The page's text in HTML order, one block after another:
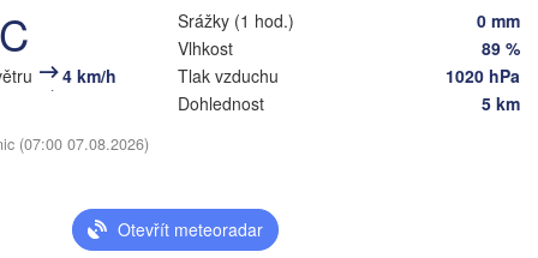
4 km/h
Srážky (1 hod.)
0 mm
Vlhkost
89 %
Tlak vzduchu
1020 hPa
Dohlednost
5 km
(07:00 07.08.2026)
Otevřít meteoradar
(Homieĺ)
(Zhytomyr)
Рівне
(Pinsk)
Мазыр
(Mazyr)